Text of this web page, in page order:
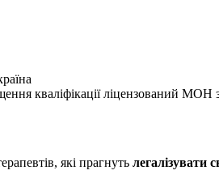
кваліфікації ліцензований МОН
які прагнуть легалізувати